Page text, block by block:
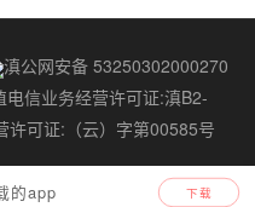
滇公网安备 53250302000270
电信业务经营许可证:滇B2-
许可证:（云）字第00585号
的app 下载